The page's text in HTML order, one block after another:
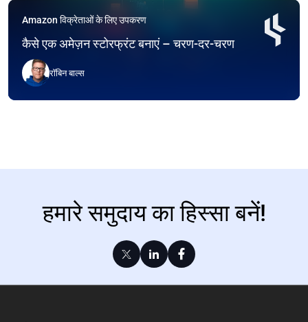
Amazon विक्रेताओं के लिए उपकरण
कैसे एक अमेज़न स्टोरफ्रंट बनाएं – चरण-दर-चरण
रॉबिन बाल्स
हमारे समुदाय का हिस्सा बनें!